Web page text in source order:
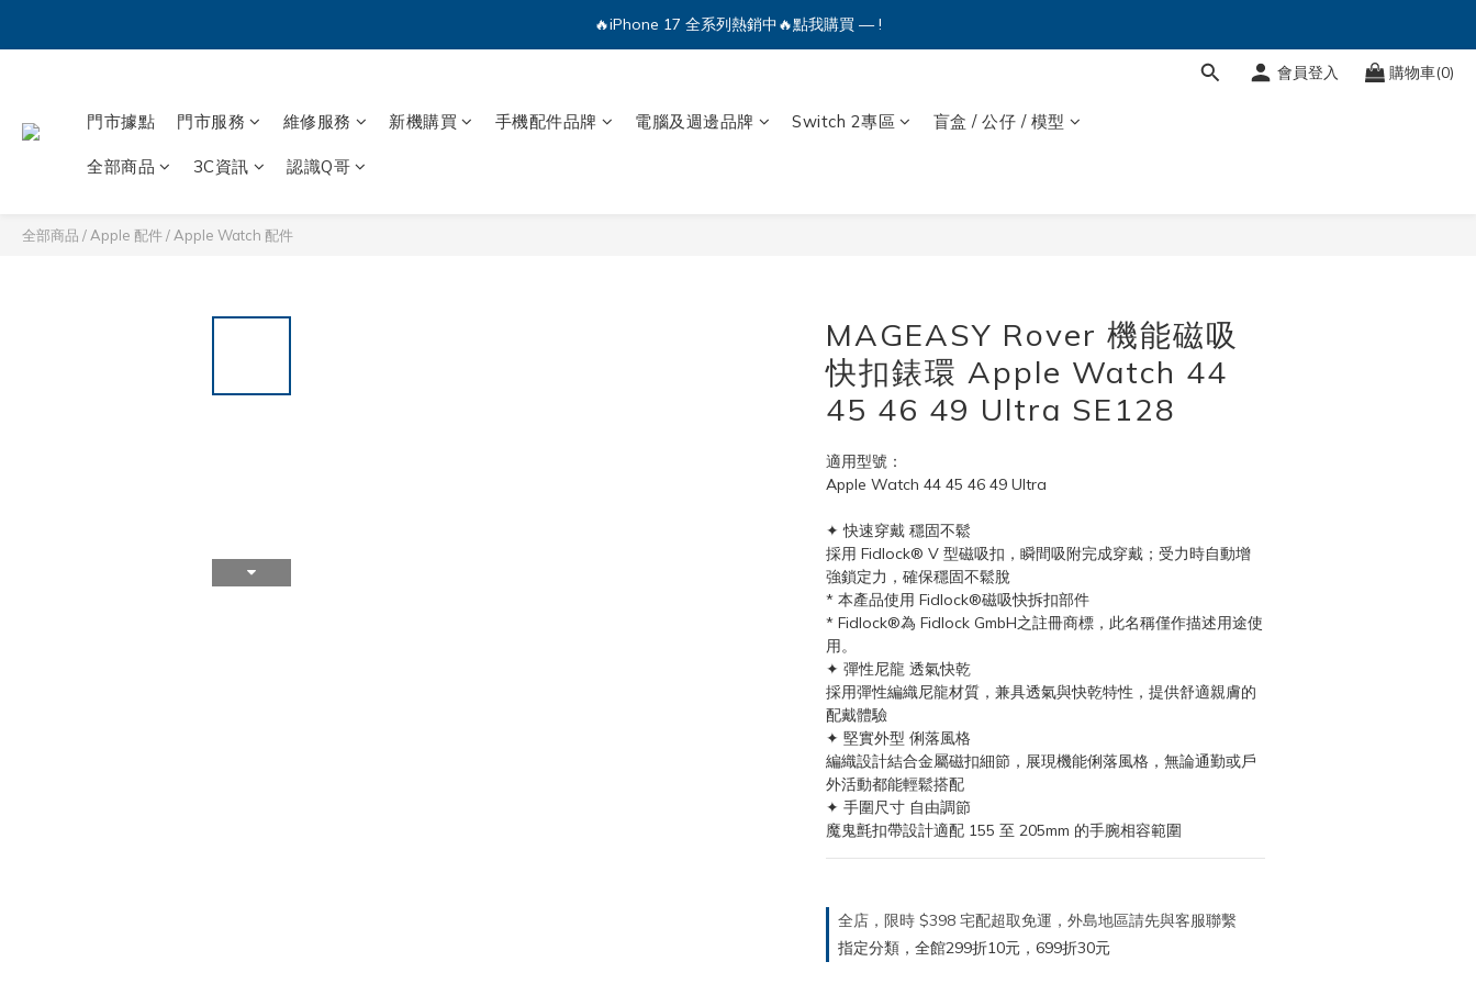
🔥iPhone 17 全系列熱銷中🔥點我購買 — !
💕加入Q哥 Line 新好友領優惠券！🎫
會員登入 購物車(0)
門市據點 門市服務 維修服務 新機購買 手機配件品牌 電腦及週邊品牌 Switch 2專區 盲盒 / 公仔 / 模型
全部商品 3C資訊 認識Q哥
全部商品 / Apple 配件/ Apple Watch 配件
MAGEASY Rover 機能磁吸
快扣錶環 Apple Watch 44
45 46 49 Ultra SE128
適用型號：
Apple Watch 44 45 46 49 Ultra
✦ 快速穿戴 穩固不鬆
採用 Fidlock® V 型磁吸扣，瞬間吸附完成穿戴；受力時自動增
強鎖定力，確保穩固不鬆脫
* 本產品使用 Fidlock®磁吸快拆扣部件
* Fidlock®為 Fidlock GmbH之註冊商標，此名稱僅作描述用途使
用。
✦ 彈性尼龍 透氣快乾
採用彈性編織尼龍材質，兼具透氣與快乾特性，提供舒適親膚的
配戴體驗
✦ 堅實外型 俐落風格
編織設計結合金屬磁扣細節，展現機能俐落風格，無論通勤或戶
外活動都能輕鬆搭配
✦ 手圍尺寸 自由調節
魔鬼氈扣帶設計適配 155 至 205mm 的手腕相容範圍
全店，限時 $398 宅配超取免運，外島地區請先與客服聯繫
指定分類，全館299折10元，699折30元